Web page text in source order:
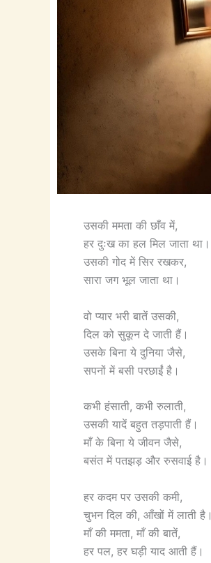
उसकी ममता की छाँव में,
हर दुःख का हल मिल जाता था।
उसकी गोद में सिर रखकर,
सारा जग भूल जाता था।
वो प्यार भरी बातें उसकी,
दिल को सुकून दे जाती हैं।
उसके बिना ये दुनिया जैसे,
सपनों में बसी परछाईं है।
कभी हंसाती, कभी रुलाती,
उसकी यादें बहुत तड़पाती हैं।
माँ के बिना ये जीवन जैसे,
बसंत में पतझड़ और रुसवाई है।
हर कदम पर उसकी कमी,
चुभन दिल की, आँखों में लाती है।
माँ की ममता, माँ की बातें,
हर पल, हर घड़ी याद आती हैं।